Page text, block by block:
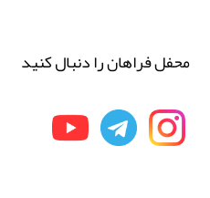
محفل فراهان را دنبال کنید